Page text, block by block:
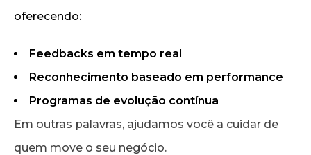
oferecendo:
Feedbacks em tempo real
Reconhecimento baseado em performance
Programas de evolução contínua
Em outras palavras, ajudamos você a cuidar de
quem move o seu negócio.